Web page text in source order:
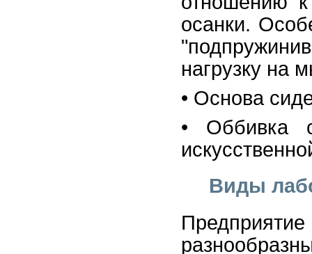
осанки.
нагрузку на
• Основа
• Оббивка
Виды